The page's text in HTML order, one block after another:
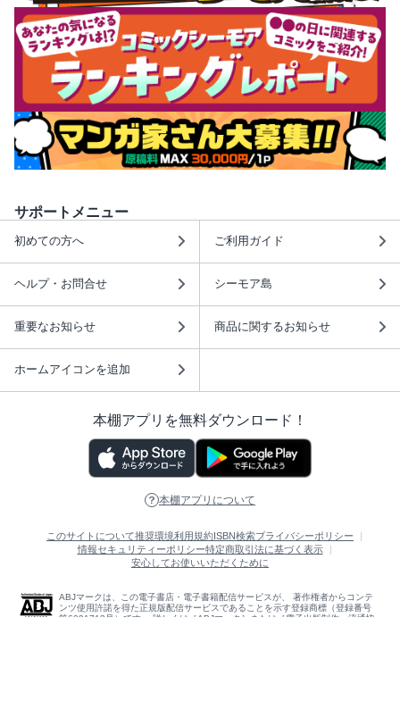
サポートメニュー
初めての方へ ご利用ガイド
ヘルプ・お問合せ シーモア島
重要なお知らせ 商品に関するお知らせ
ホームアイコンを追加
本棚アプリを無料ダウンロード！
本棚アプリについて
このサイトについて推奨環境利用規約ISBN検索プライバシーポリシー
情報セキュリティーポリシー特定商取引法に基づく表示
安心してお使いいただくために
ABJマークは、この電子書店・電子書籍配信サービスが、 著作権者からコンテ
ンツ使用許諾を得た正規版配信サービスであることを示す登録商標（登録番号
第6091713号）です。 詳しくは［ABJマーク］または［電子出版制作・流通協